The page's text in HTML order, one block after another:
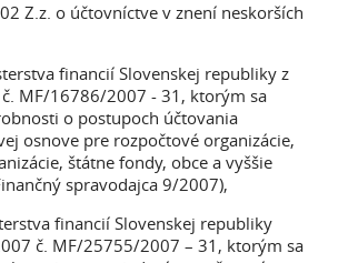
Z.z. o účtovníctve v znení neskorších
financií Slovenskej republiky z
MF/16786/2007 - 31, ktorým sa
o postupoch účtovania
osnove pre rozpočtové organizácie,
štátne fondy, obce a vyššie
spravodajca 9/2007),
financií Slovenskej republiky
č. MF/25755/2007 – 31, ktorým sa